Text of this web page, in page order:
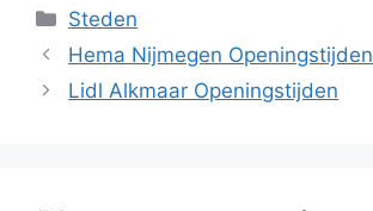
Categorieën
Steden
Hema Nijmegen Openingstijden
Lidl Alkmaar Openingstijden